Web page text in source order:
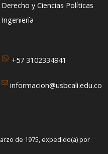
Derecho y Ciencias Políticas
Ingeniería
+57 3102334941
informacion@usbcali.edu.co
de 1975, expedido(a) por